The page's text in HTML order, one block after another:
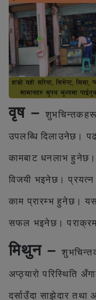
वृष –
उपलब्धि दिलाउनेछ।
कामबाट धनलाभ हुनेछ।
विजयी भइनेछ। प्रयत्न
काम प्रारम्भ हुनेछ।
सफल भइनेछ।
मिथुन –
अप्ठ्यारो परिस्थिति
दर्साउँदा साझेदार